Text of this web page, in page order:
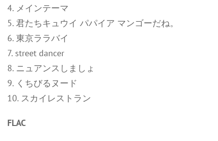
4. メインテーマ
5. 君たちキュウイ パパイア マンゴーだね。
6. 東京ララバイ
7. street dancer
8. ニュアンスしましょ
9. くちびるヌード
10. スカイレストラン
FLAC